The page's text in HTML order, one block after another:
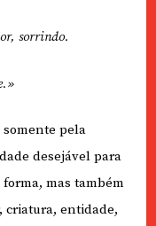
sorrindo.
pela
desejável para
mas também
criatura, entidade,